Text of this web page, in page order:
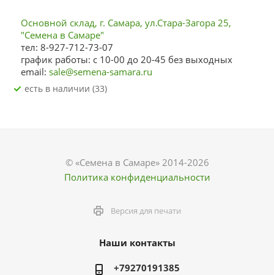
Основной склад, г. Самара, ул.Стара-Загора 25,
"Семена в Самаре"
тел: 8-927-712-73-07
график работы: с 10-00 до 20-45 без выходных
email: sale@semena-samara.ru
Есть в наличии (33)
© «Семена в Самаре» 2014-2026
Политика конфиденциальности
Версия для печати
Наши контакты
+79270191385